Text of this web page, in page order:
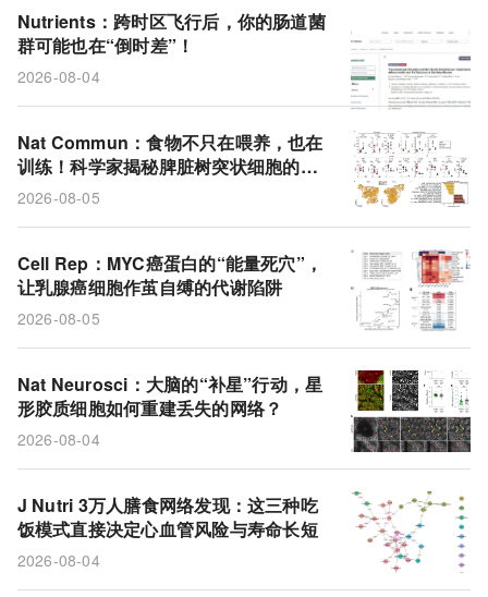
临床试验
产业发展
大脑皮层
饮食模式
cDC1
时差
Myc
线粒体 葡萄糖摄取
星形胶质细胞
Nutrients：跨时区飞行后，你的肠道菌
群可能也在“倒时差”！
2026-08-04
Nat Commun：食物不只在喂养，也在
训练！科学家揭秘脾脏树突状细胞的饮
食密码
2026-08-05
Cell Rep：MYC癌蛋白的“能量死穴”，
让乳腺癌细胞作茧自缚的代谢陷阱
2026-08-05
Nat Neurosci：大脑的“补星”行动，星
形胶质细胞如何重建丢失的网络？
2026-08-04
J Nutri 3万人膳食网络发现：这三种吃
饭模式直接决定心血管风险与寿命长短
2026-08-04